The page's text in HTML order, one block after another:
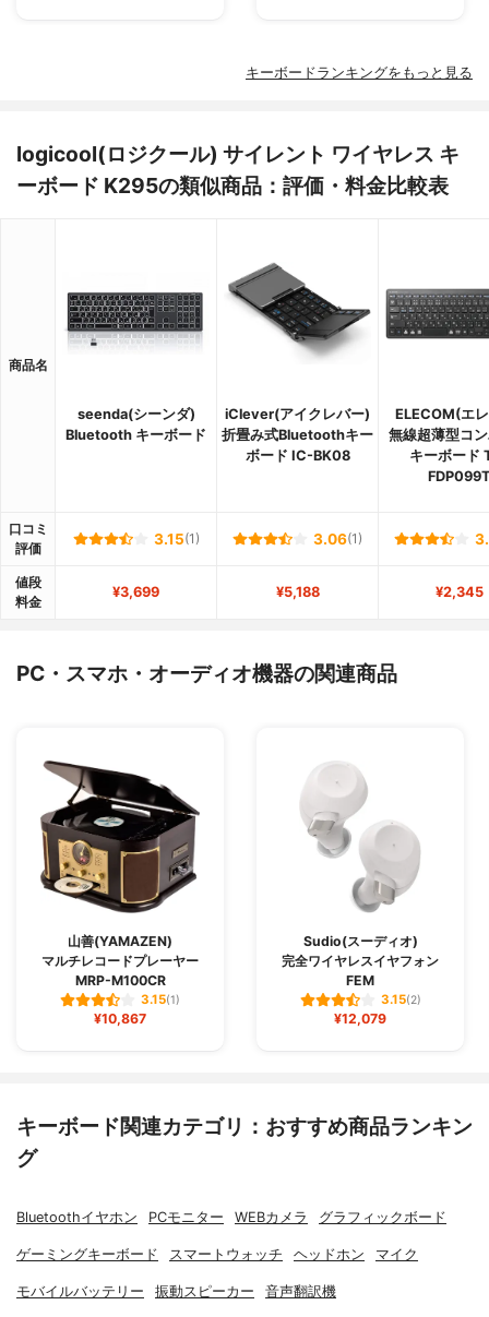
キーボードランキングをもっと見る
logicool(ロジクール) サイレント ワイヤレス キ
ーボード K295の類似商品：評価・料金比較表
商品名
seenda(シーンダ)
Bluetooth キーボード
iClever(アイクレバー)
折畳み式Bluetoothキー
ボード IC-BK08
ELECOM(エ
無線超薄型コ
キーボード
口コミ
評価
3.15(1) 3.06(1)
値段
料金
¥3,699 ¥5,188 ¥2,345
PC・スマホ・オーディオ機器の関連商品
山善(YAMAZEN)
マルチレコードプレーヤー
MRP-M100CR
3.15(1)
¥10,867
Sudio(スーディオ)
完全ワイヤレスイヤフォン
FEM
3.15(2)
¥12,079
キーボード関連カテゴリ：おすすめ商品ランキン
グ
Bluetoothイヤホン PCモニター WEBカメラ グラフィックボード
ゲーミングキーボード スマートウォッチ ヘッドホン マイク
モバイルバッテリー 振動スピーカー 音声翻訳機